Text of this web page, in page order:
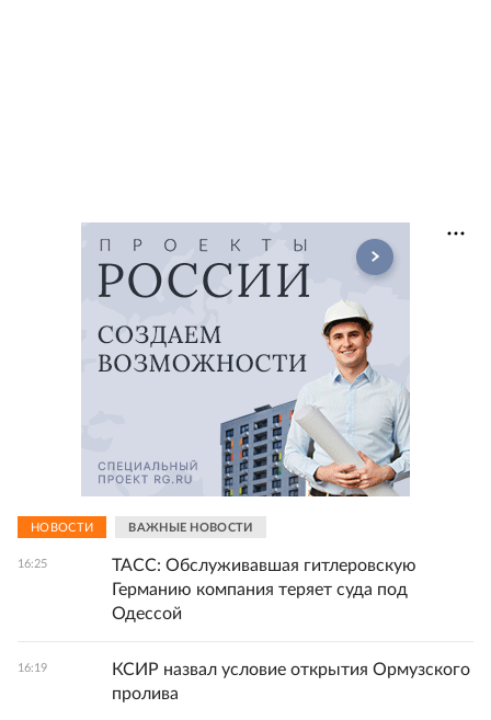
НОВОСТИ ВАЖНЫЕ НОВОСТИ
16:25
ТАСС: Обслуживавшая гитлеровскую
Германию компания теряет суда под
Одессой
16:19
КСИР назвал условие открытия Ормузского
пролива